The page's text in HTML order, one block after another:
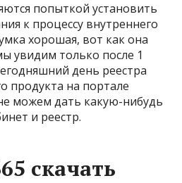
попыткой установить
к процессу внутреннего
хорошая, вот как она
увидим только после 1
день реестра
продукта на портале
можем дать какую-нибудь
и реестр.
скачать